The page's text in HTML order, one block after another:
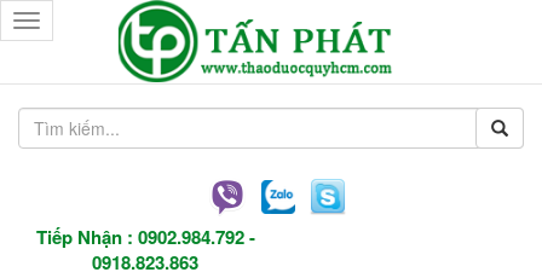
Tiếp Nhận : 0902.984.792-
0918.823.863
Toggle
navigation